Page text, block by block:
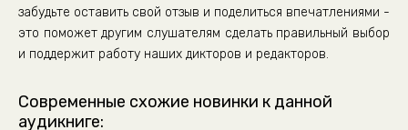
Глава 39
Глава 40
Глава 42
Глава 43
забудьте оставить свой отзыв и поделиться впечатлениями -
это поможет другим слушателям сделать правильный выбор
и поддержит работу наших дикторов и редакторов.
Современные схожие новинки к данной
аудикниге: